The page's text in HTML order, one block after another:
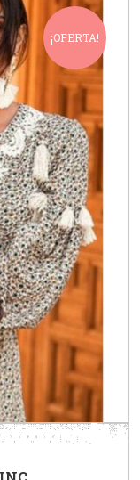
¡OFERTA!